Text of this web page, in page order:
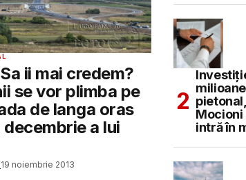
ii mai credem?
se vor plimba pe
de langa oras
a lui
19 noiembrie 2013
Mocioni
intră în